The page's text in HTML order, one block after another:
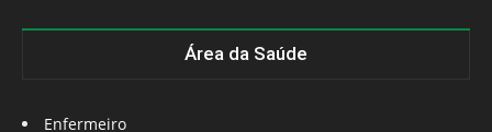
Área da Saúde
Enfermeiro